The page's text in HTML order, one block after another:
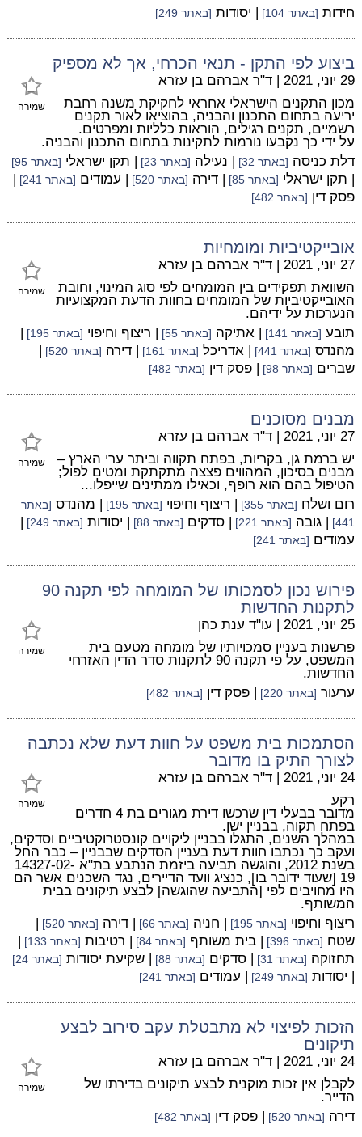
חידות [באתר 104] | יסודות [באתר 249]
ביצוע לפי התקן - תנאי הכרחי, אך לא מספיק
שמירה
29 יוני, 2021 | ד"ר אברהם בן עזרא
מכון התקנים הישראלי אחראי לחקיקת משנה רחבת
יריעה בתחום התכנון והבניה, בהוציאו לאור תקנים
רשמיים, תקנים רגילים, הוראות כלליות ומפרטים.
על ידי כך נקבעו נורמות לתקינות בתחום התכנון והבניה.
דלת כניסה [באתר 32] | נעילה [באתר 23] | תקן ישראלי [באתר 95]
| תקן ישראלי [באתר 85] | דירה [באתר 520] | עמודים [באתר 241]
|
פסק דין [באתר 482]
אובייקטיביות ומומחיות
שמירה
27 יוני, 2021 | ד"ר אברהם בן עזרא
השוואת תפקידים בין המומחים לפי סוג המינוי, וחובת
האובייקטיביות של המומחים בחוות הדעת המקצועיות
הנערכות על ידיהם.
תובע [באתר 141] | אתיקה [באתר 55] | ריצוף וחיפוי [באתר 195]
|
מהנדס [באתר 441] | אדריכל [באתר 161] | דירה [באתר 520]
|
שברים [באתר 98] | פסק דין [באתר 482]
מבנים מסוכנים
שמירה
27 יוני, 2021 | ד"ר אברהם בן עזרא
יש ברמת גן, בקריות, בפתח תקווה וביתר ערי הארץ –
מבנים בסיכון, המהווים פצצה מתקתקת ומטים לפול;
הטיפול בהם הוא רופף, וכאילו ממתינים שייפלו...
רום ושלח [באתר 355] | ריצוף וחיפוי [באתר 195] | מהנדס [באתר
441]
| גובה [באתר 221] | סדקים [באתר 88] | יסודות [באתר 249]
|
עמודים [באתר 241]
פירוש נכון לסמכותו של המומחה לפי תקנה 90
לתקנות החדשות
שמירה
25 יוני, 2021 | עו"ד ענת כהן
פרשנות בעניין סמכויותיו של מומחה מטעם בית
המשפט, על פי תקנה 90 לתקנות סדר הדין האזרחי
החדשות.
ערעור [באתר 220] | פסק דין [באתר 482]
הסתמכות בית משפט על חוות דעת שלא נכתבה
לצורך התיק בו מדובר
שמירה
24 יוני, 2021 | ד"ר אברהם בן עזרא
רקע
מדובר בבעלי דין שרכשו דירת מגורים בת 4 חדרים
בפתח תקוה, בבניין ישן.
במהלך השנים, התגלו בבניין ליקויים קונסטרוקטיביים וסדקים,
ועקב כך נכתבו חוות דעת בעניין הסדקים שבבניין – כבר החל
בשנת 2012, והוגשה תביעה ביזמת הנתבע בת"א 14327-02-
19 [שעוד ידובר בו], כנציג וועד הדיירים, נגד השכנים אשר הם
היו מחויבים לפי [התביעה שהוגשה] לבצע תיקונים בבית
המשותף.
ריצוף וחיפוי [באתר 195] | חניה [באתר 66] | דירה [באתר 520]
|
שטח [באתר 396] | בית משותף [באתר 84] | רטיבות [באתר 133]
|
תחזוקה [באתר 31] | סדקים [באתר 88] | שקיעת יסודות [באתר 24]
| יסודות [באתר 249] | עמודים [באתר 241]
הזכות לפיצוי לא מתבטלת עקב סירוב לבצע
תיקונים
שמירה
24 יוני, 2021 | ד"ר אברהם בן עזרא
לקבלן אין זכות מוקנית לבצע תיקונים בדירתו של
הדייר.
דירה [באתר 520] | פסק דין [באתר 482]